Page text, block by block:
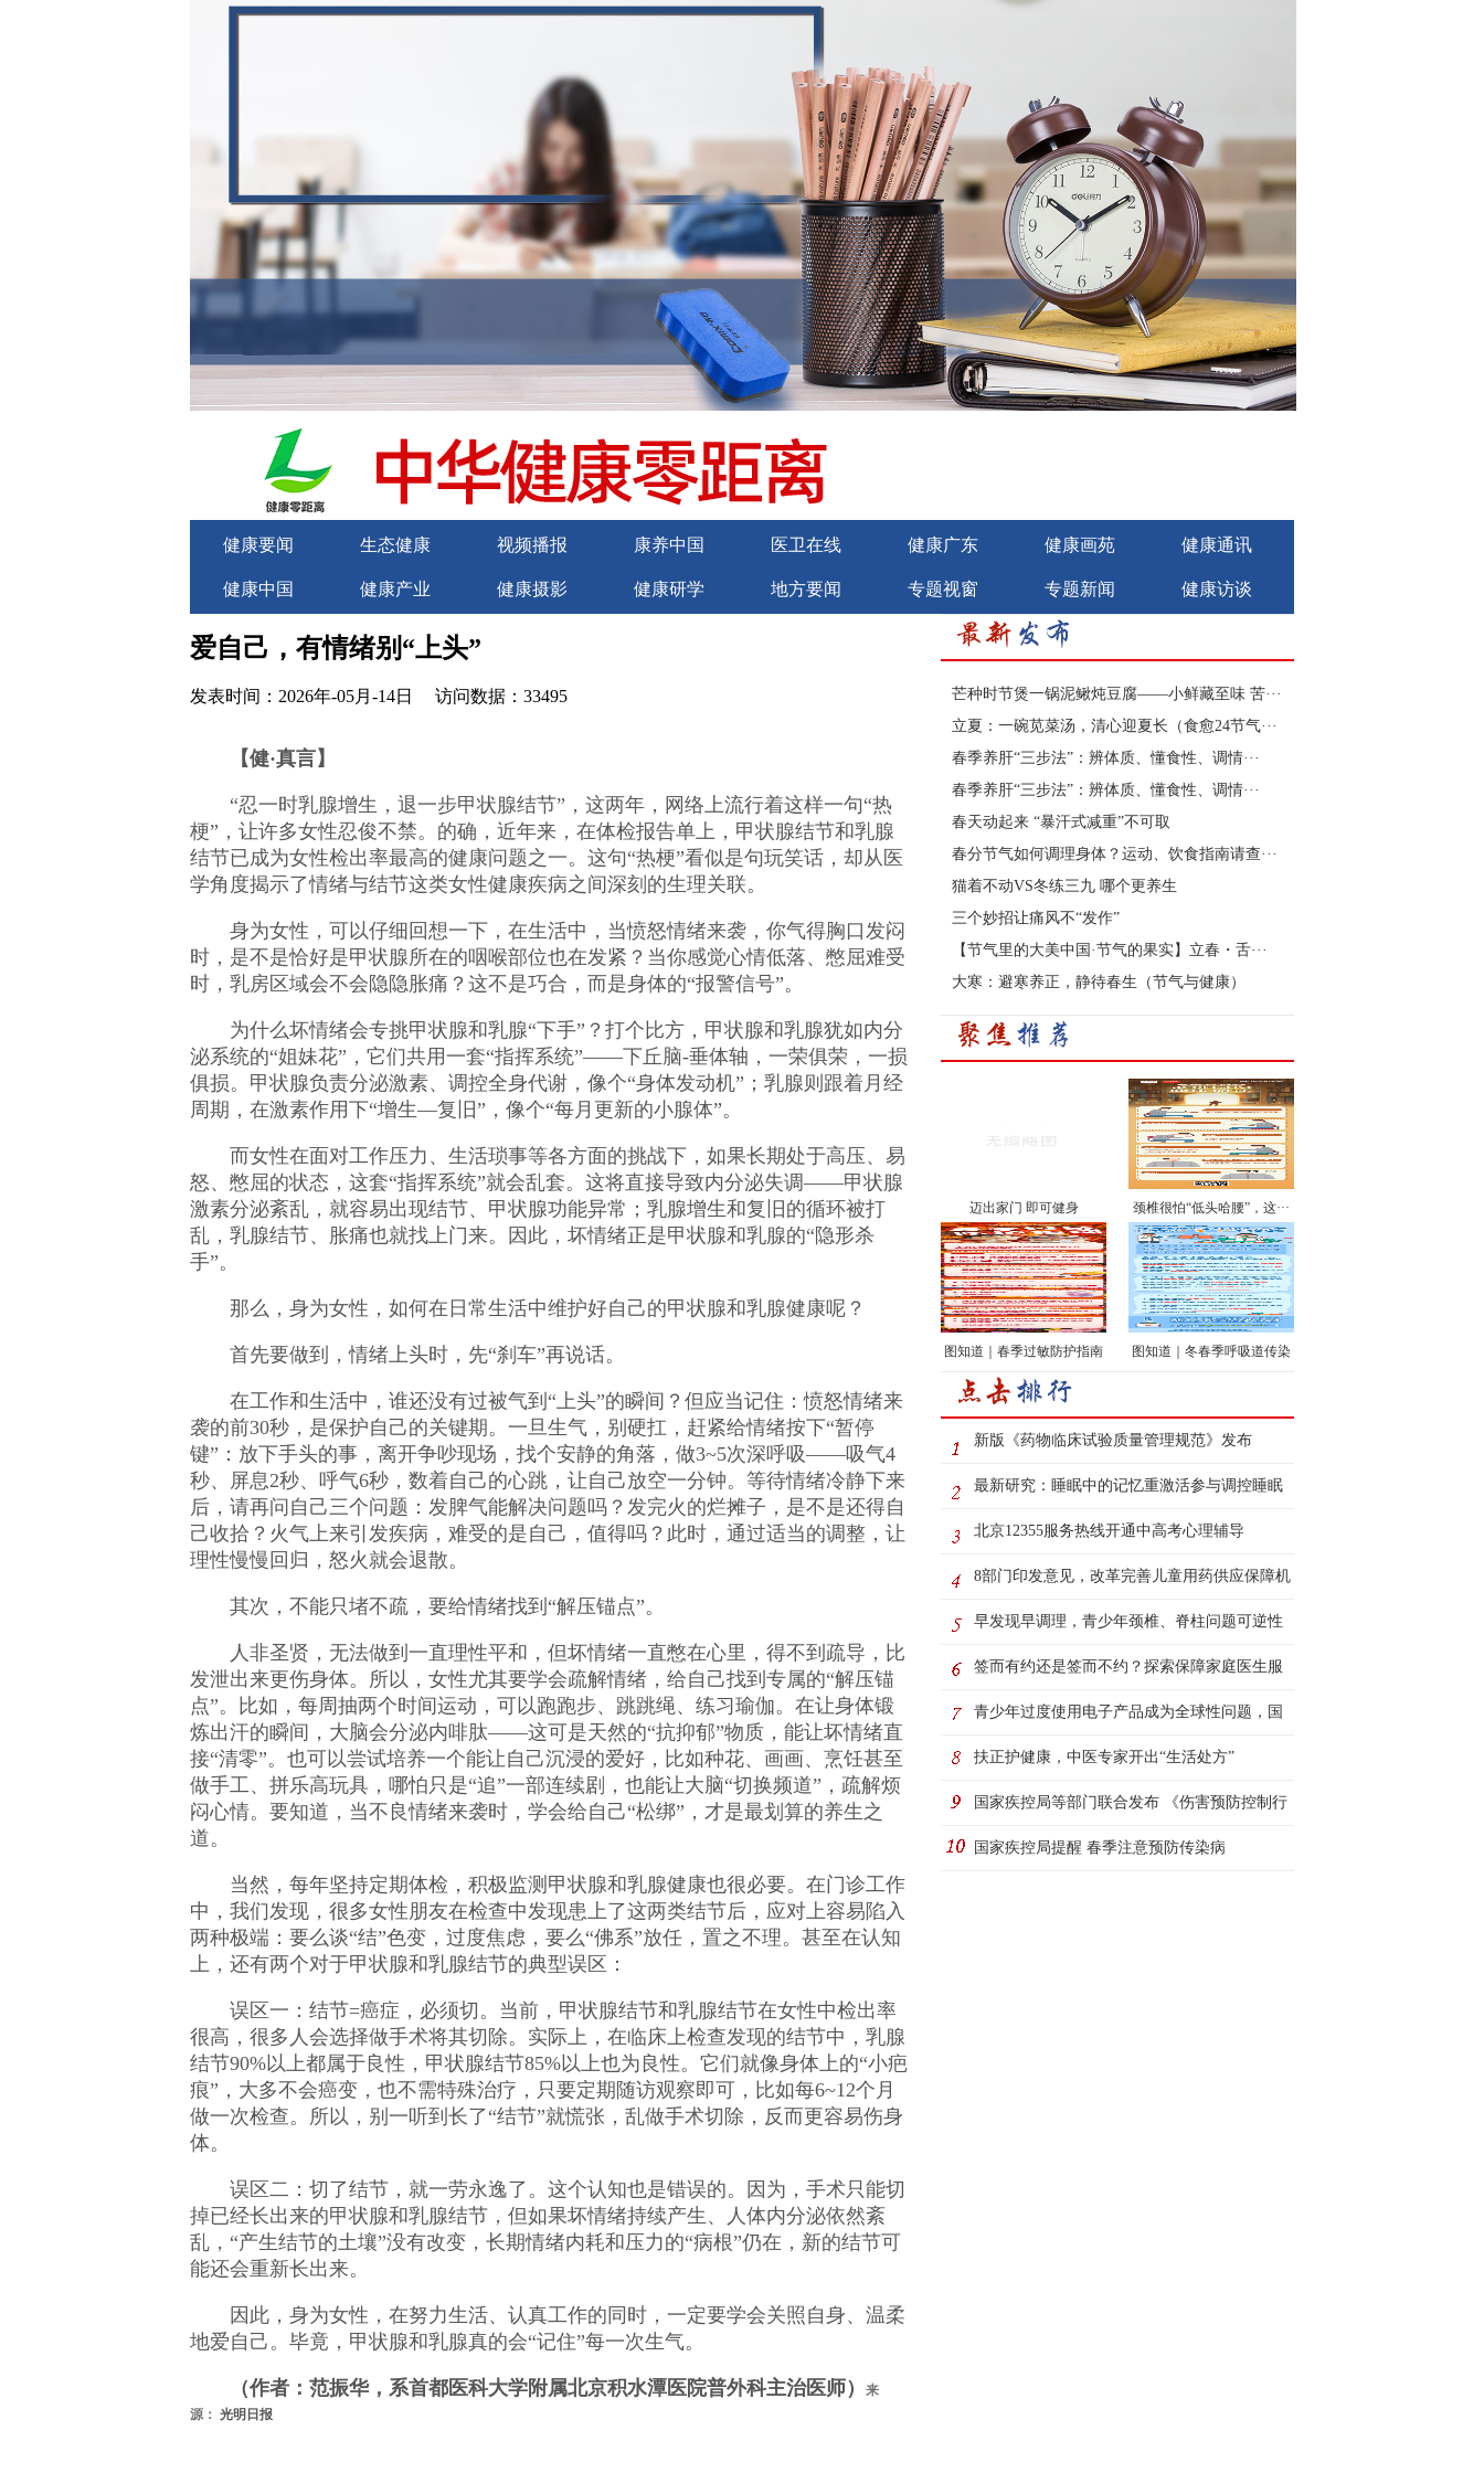
健康要闻 生态健康 视频播报 康养中国 医卫在线 健康广东 健康画苑 健康通讯
健康中国 健康产业 健康摄影 健康研学 地方要闻 专题视窗 专题新闻 健康访谈
关于我们 商务合作
爱自己，有情绪别“上头”
发表时间：2026年-05月-14日 访问数据：33495
【健·真言】
“忍一时乳腺增生，退一步甲状腺结节”，这两年，网络上流行着这样一句“热
梗”，让许多女性忍俊不禁。的确，近年来，在体检报告单上，甲状腺结节和乳腺
结节已成为女性检出率最高的健康问题之一。这句“热梗”看似是句玩笑话，却从医
学角度揭示了情绪与结节这类女性健康疾病之间深刻的生理关联。
身为女性，可以仔细回想一下，在生活中，当愤怒情绪来袭，你气得胸口发闷
时，是不是恰好是甲状腺所在的咽喉部位也在发紧？当你感觉心情低落、憋屈难受
时，乳房区域会不会隐隐胀痛？这不是巧合，而是身体的“报警信号”。
为什么坏情绪会专挑甲状腺和乳腺“下手”？打个比方，甲状腺和乳腺犹如内分
泌系统的“姐妹花”，它们共用一套“指挥系统”——下丘脑-垂体轴，一荣俱荣，一损
俱损。甲状腺负责分泌激素、调控全身代谢，像个“身体发动机”；乳腺则跟着月经
周期，在激素作用下“增生—复旧”，像个“每月更新的小腺体”。
而女性在面对工作压力、生活琐事等各方面的挑战下，如果长期处于高压、易
怒、憋屈的状态，这套“指挥系统”就会乱套。这将直接导致内分泌失调——甲状腺
激素分泌紊乱，就容易出现结节、甲状腺功能异常；乳腺增生和复旧的循环被打
乱，乳腺结节、胀痛也就找上门来。因此，坏情绪正是甲状腺和乳腺的“隐形杀
手”。
那么，身为女性，如何在日常生活中维护好自己的甲状腺和乳腺健康呢？
首先要做到，情绪上头时，先“刹车”再说话。
在工作和生活中，谁还没有过被气到“上头”的瞬间？但应当记住：愤怒情绪来
袭的前30秒，是保护自己的关键期。一旦生气，别硬扛，赶紧给情绪按下“暂停
键”：放下手头的事，离开争吵现场，找个安静的角落，做3~5次深呼吸——吸气4
秒、屏息2秒、呼气6秒，数着自己的心跳，让自己放空一分钟。等待情绪冷静下来
后，请再问自己三个问题：发脾气能解决问题吗？发完火的烂摊子，是不是还得自
己收拾？火气上来引发疾病，难受的是自己，值得吗？此时，通过适当的调整，让
理性慢慢回归，怒火就会退散。
其次，不能只堵不疏，要给情绪找到“解压锚点”。
人非圣贤，无法做到一直理性平和，但坏情绪一直憋在心里，得不到疏导，比
发泄出来更伤身体。所以，女性尤其要学会疏解情绪，给自己找到专属的“解压锚
点”。比如，每周抽两个时间运动，可以跑跑步、跳跳绳、练习瑜伽。在让身体锻
炼出汗的瞬间，大脑会分泌内啡肽——这可是天然的“抗抑郁”物质，能让坏情绪直
接“清零”。也可以尝试培养一个能让自己沉浸的爱好，比如种花、画画、烹饪甚至
做手工、拼乐高玩具，哪怕只是“追”一部连续剧，也能让大脑“切换频道”，疏解烦
闷心情。要知道，当不良情绪来袭时，学会给自己“松绑”，才是最划算的养生之
道。
当然，每年坚持定期体检，积极监测甲状腺和乳腺健康也很必要。在门诊工作
中，我们发现，很多女性朋友在检查中发现患上了这两类结节后，应对上容易陷入
两种极端：要么谈“结”色变，过度焦虑，要么“佛系”放任，置之不理。甚至在认知
上，还有两个对于甲状腺和乳腺结节的典型误区：
误区一：结节=癌症，必须切。当前，甲状腺结节和乳腺结节在女性中检出率
很高，很多人会选择做手术将其切除。实际上，在临床上检查发现的结节中，乳腺
结节90%以上都属于良性，甲状腺结节85%以上也为良性。它们就像身体上的“小疤
痕”，大多不会癌变，也不需特殊治疗，只要定期随访观察即可，比如每6~12个月
做一次检查。所以，别一听到长了“结节”就慌张，乱做手术切除，反而更容易伤身
体。
误区二：切了结节，就一劳永逸了。这个认知也是错误的。因为，手术只能切
掉已经长出来的甲状腺和乳腺结节，但如果坏情绪持续产生、人体内分泌依然紊
乱，“产生结节的土壤”没有改变，长期情绪内耗和压力的“病根”仍在，新的结节可
能还会重新长出来。
因此，身为女性，在努力生活、认真工作的同时，一定要学会关照自身、温柔
地爱自己。毕竟，甲状腺和乳腺真的会“记住”每一次生气。
（作者：范振华，系首都医科大学附属北京积水潭医院普外科主治医师）
来
源： 光明日报
芒种时节煲一锅泥鳅炖豆腐——小鲜藏至味 苦···
立夏：一碗苋菜汤，清心迎夏长（食愈24节气···
春季养肝“三步法”：辨体质、懂食性、调情···
春季养肝“三步法”：辨体质、懂食性、调情···
春天动起来 “暴汗式减重”不可取
春分节气如何调理身体？运动、饮食指南请查···
猫着不动VS冬练三九 哪个更养生
三个妙招让痛风不“发作”
【节气里的大美中国·节气的果实】立春・舌···
大寒：避寒养正，静待春生（节气与健康）
迈出家门 即可健身 颈椎很怕“低头哈腰”，这···
图知道｜春季过敏防护指南
图知道｜冬春季呼吸道传染
新版《药物临床试验质量管理规范》发布
最新研究：睡眠中的记忆重激活参与调控睡眠
动态
北京12355服务热线开通中高考心理辅导
8部门印发意见，改革完善儿童用药供应保障机
制 让更多孩子用上好···
早发现早调理，青少年颈椎、脊柱问题可逆性
极强
签而有约还是签而不约？探索保障家庭医生服
务新路径
青少年过度使用电子产品成为全球性问题，国
际社会呼吁构建协同治···
扶正护健康，中医专家开出“生活处方”
国家疾控局等部门联合发布 《伤害预防控制行
动计划（2026—2030年···
国家疾控局提醒 春季注意预防传染病